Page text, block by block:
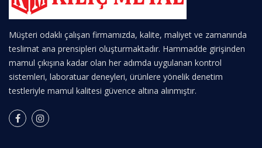
Müşteri odaklı çalışan firmamızda, kalite, maliyet ve zamanında
teslimat ana prensipleri oluşturmaktadır. Hammadde girişinden
mamul çıkışına kadar olan her adımda uygulanan kontrol
sistemleri, laboratuar deneyleri, ürünlere yönelik denetim
testleriyle mamul kalitesi güvence altına alınmıştır.